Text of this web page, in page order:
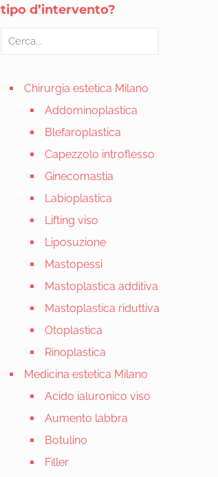
tipo d’intervento?
Chirurgia estetica Milano
Addominoplastica
Blefaroplastica
Capezzolo introflesso
Ginecomastia
Labioplastica
Lifting viso
Liposuzione
Mastopessi
Mastoplastica additiva
Mastoplastica riduttiva
Otoplastica
Rinoplastica
Medicina estetica Milano
Acido ialuronico viso
Aumento labbra
Botulino
Filler